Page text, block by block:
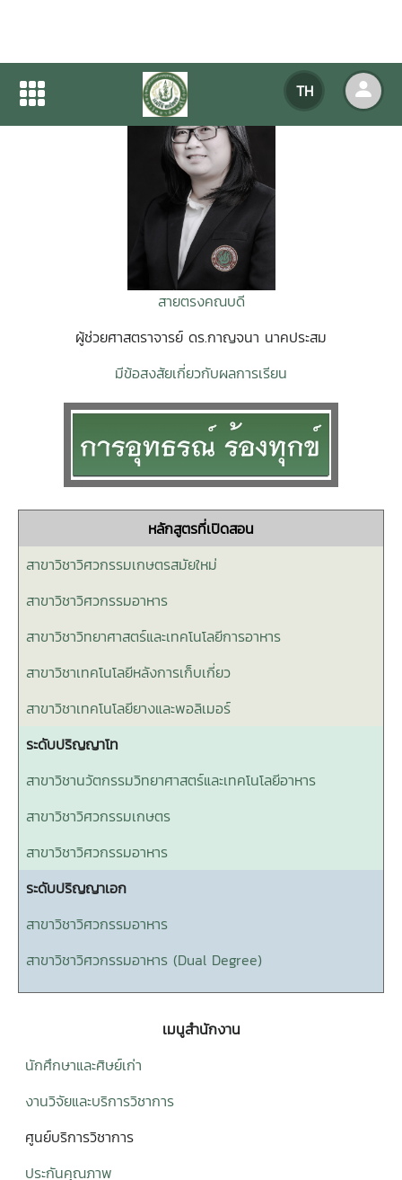
TH
สายตรงคณบดี
ผู้ช่วยศาสตราจารย์ ดร.กาญจนา นาคประสม
มีข้อสงสัยเกี่ยวกับผลการเรียน
หลักสูตรที่เปิดสอน
สาขาวิชาวิศวกรรมเกษตรสมัยใหม่
สาขาวิชาวิศวกรรมอาหาร
สาขาวิชาวิทยาศาสตร์และเทคโนโลยีการอาหาร
สาขาวิชาเทคโนโลยีหลังการเก็บเกี่ยว
สาขาวิชาเทคโนโลยียางและพอลิเมอร์
ระดับปริญญาโท
สาขาวิชานวัตกรรมวิทยาศาสตร์และเทคโนโลยีอาหาร
สาขาวิชาวิศวกรรมเกษตร
สาขาวิชาวิศวกรรมอาหาร
ระดับปริญญาเอก
สาขาวิชาวิศวกรรมอาหาร
สาขาวิชาวิศวกรรมอาหาร (Dual Degree)
เมนูสำนักงาน
นักศึกษาและศิษย์เก่า
งานวิจัยและบริการวิชาการ
ศูนย์บริการวิชาการ
ประกันคุณภาพ